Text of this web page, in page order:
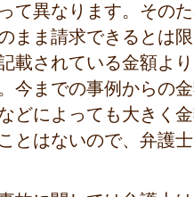
て異なります。その
まま請求できるとは
載されている金額よ
今までの事例からの
どによっても大きく
とはないので、弁護